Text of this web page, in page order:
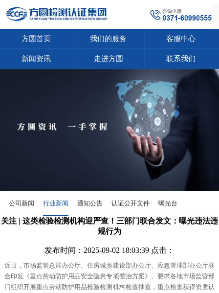
方圆首页 我们的服务 客服中心
新闻资讯 走进方圆 联系我们
公司新闻 行业新闻 通知公告 认证公开文件 曝光台
关注 | 这类检验检测机构迎严查！三部门联合发文：曝光违法违
规行为
发布时间：2025-09-02 18:03:39 点击：
近日，市场监管总局办公厅、住房城乡建设部办公厅、应急管理部办公厅联
合印发《重点劳动防护用品安全隐患专项整治方案》。要求各地市场监管部
门组织开展重点劳动防护用品检验检测机构检查抽查，重点检查获得资质认